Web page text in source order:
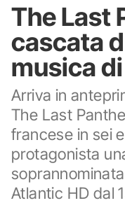
The Last
cascata
musica
Arriva in
The Last
francese in sei
protagonista
Atlantic HD dal